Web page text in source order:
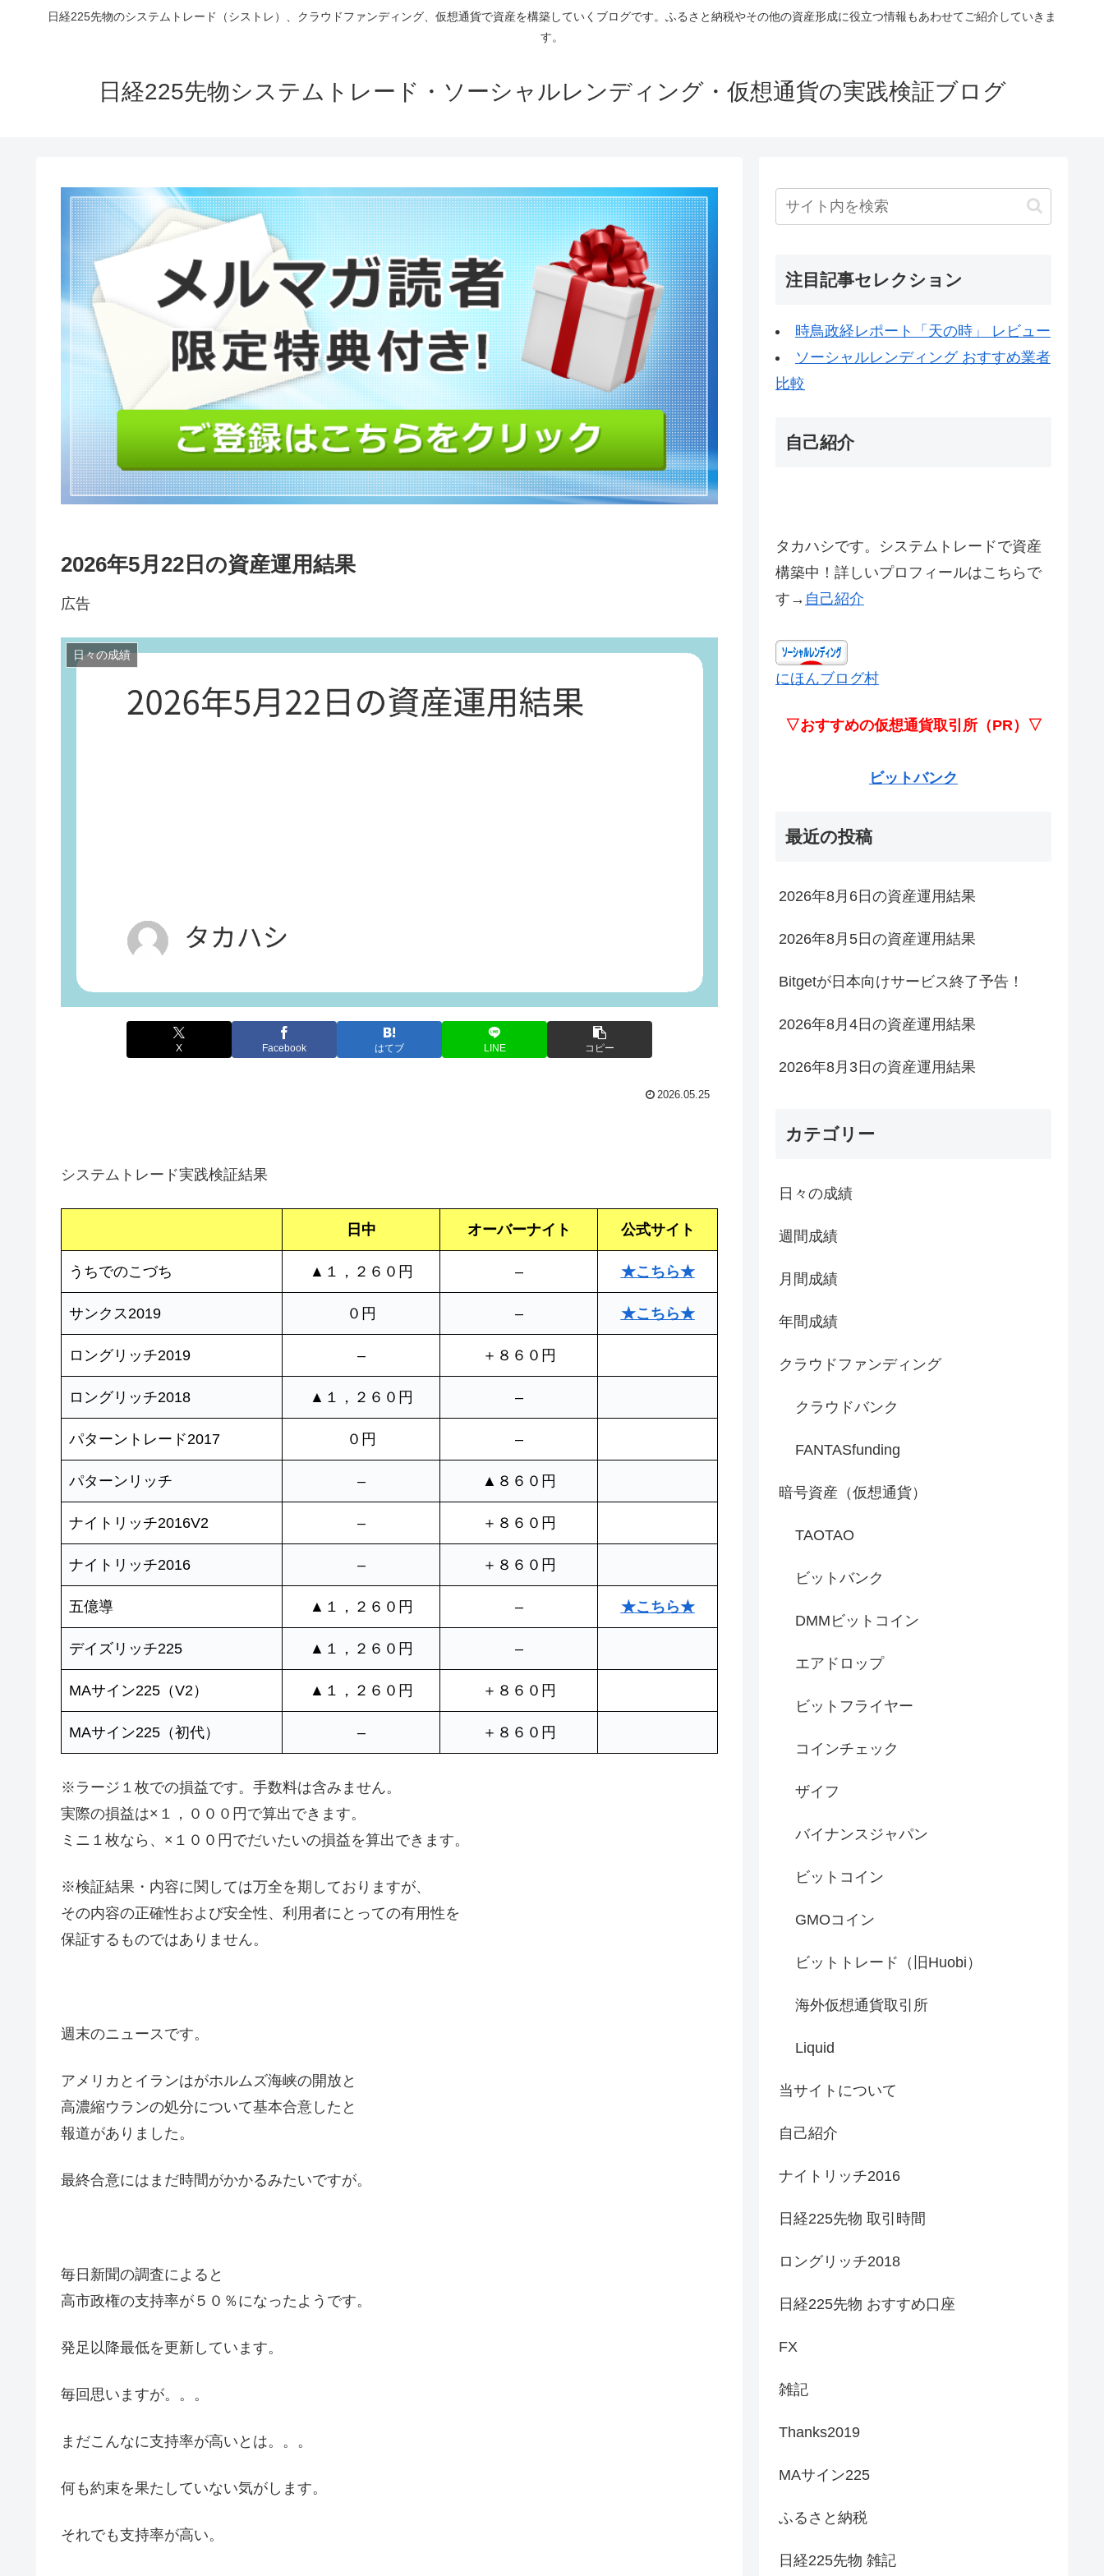
日経225先物のシステムトレード（シストレ）、クラウドファンディング、仮想通貨で資産を構築していくブログです。ふるさと納税やその他の資産形成に役立つ情報もあわせてご紹介していきま
す。
日経225先物システムトレード・ソーシャルレンディング・仮想通貨の実践検証ブログ
2026年5月22日の資産運用結果
広告
日々の成績
X Facebook はてブ LINE コピー
2026.05.25
システムトレード実践検証結果
日中 オーバーナイト 公式サイト
うちでのこづち ▲１，２６０円 – ★こちら★
サンクス2019 ０円 – ★こちら★
ロングリッチ2019 – ＋８６０円
ロングリッチ2018 ▲１，２６０円 –
パターントレード2017 ０円 –
パターンリッチ – ▲８６０円
ナイトリッチ2016V2 – ＋８６０円
ナイトリッチ2016 – ＋８６０円
五億導 ▲１，２６０円 – ★こちら★
デイズリッチ225 ▲１，２６０円 –
MAサイン225（V2） ▲１，２６０円 ＋８６０円
MAサイン225（初代） – ＋８６０円
※ラージ１枚での損益です。手数料は含みません。
実際の損益は×１，０００円で算出できます。
ミニ１枚なら、×１００円でだいたいの損益を算出できます。
※検証結果・内容に関しては万全を期しておりますが、
その内容の正確性および安全性、利用者にとっての有用性を
保証するものではありません。
週末のニュースです。
アメリカとイランはがホルムズ海峡の開放と
高濃縮ウランの処分について基本合意したと
報道がありました。
最終合意にはまだ時間がかかるみたいですが。
毎日新聞の調査によると
高市政権の支持率が５０％になったようです。
発足以降最低を更新しています。
毎回思いますが。。。
まだこんなに支持率が高いとは。。。
何も約束を果たしていない気がします。
それでも支持率が高い。
注目記事セレクション
時鳥政経レポート「天の時」 レビュー
ソーシャルレンディング おすすめ業者
比較
自己紹介
タカハシです。システムトレードで資産
構築中！詳しいプロフィールはこちらで
す→ 自己紹介
にほんブログ村
▽おすすめの仮想通貨取引所（PR）▽
ビットバンク
最近の投稿
2026年8月6日の資産運用結果
2026年8月5日の資産運用結果
Bitgetが日本向けサービス終了予告！
2026年8月4日の資産運用結果
2026年8月3日の資産運用結果
カテゴリー
日々の成績
週間成績
月間成績
年間成績
クラウドファンディング
クラウドバンク
FANTASfunding
暗号資産（仮想通貨）
TAOTAO
ビットバンク
DMMビットコイン
エアドロップ
ビットフライヤー
コインチェック
ザイフ
バイナンスジャパン
ビットコイン
GMOコイン
ビットトレード（旧Huobi）
海外仮想通貨取引所
Liquid
当サイトについて
自己紹介
ナイトリッチ2016
日経225先物 取引時間
ロングリッチ2018
日経225先物 おすすめ口座
FX
雑記
Thanks2019
MAサイン225
ふるさと納税
日経225先物 雑記